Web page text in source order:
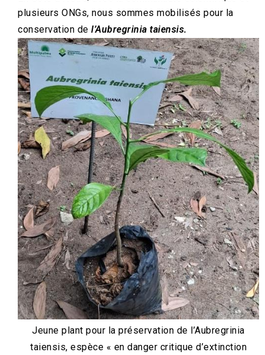
plusieurs ONGs, nous sommes mobilisés pour la
conservation de l’Aubregrinia taiensis.
Jeune plant pour la préservation de l’Aubregrinia
taiensis, espèce « en danger critique d’extinction